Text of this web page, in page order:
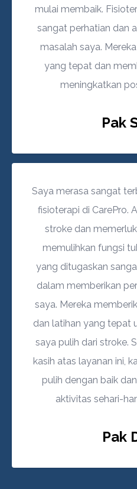
mulai membaik.
sangat perhatian dan
masalah saya.
yang tepat dan
meningkatkan
Pak
Saya merasa sangat
fisioterapi di CarePro.
stroke dan
memulihkan fungsi
yang ditugaskan
dalam memberikan
saya. Mereka
dan latihan yang tepat
saya pulih dari stroke.
kasih atas layanan ini,
pulih dengan baik
aktivitas sehari-
Pak